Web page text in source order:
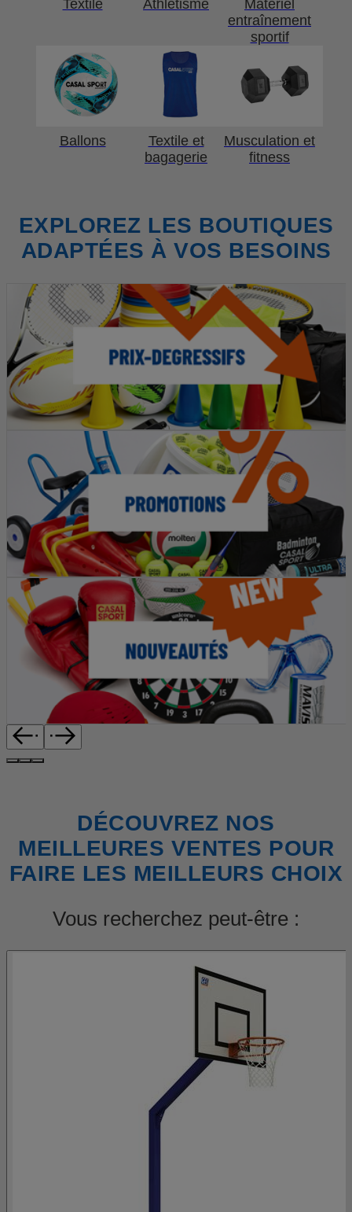
Textile Athlétisme
Matériel
entraînement
sportif
Ballons
Textile et
bagagerie
Musculation et
fitness
EXPLOREZ LES BOUTIQUES
ADAPTÉES À VOS BESOINS
DÉCOUVREZ NOS
MEILLEURES VENTES POUR
FAIRE LES MEILLEURS CHOIX
Vous recherchez peut-être :